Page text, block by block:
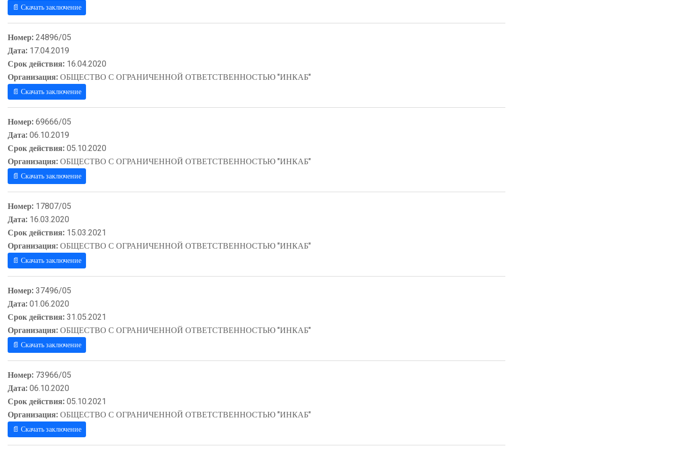
📄 Скачать заключение
Номер:24896/05
Дата: 17.04.2019
Срок действия: 16.04.2020
Организация:ОБЩЕСТВО С ОГРАНИЧЕННОЙ ОТВЕТСТВЕННОСТЬЮ "ИНКАБ"
📄 Скачать заключение
Номер:69666/05
Дата:06.10.2019
Срок действия:05.10.2020
Организация:ОБЩЕСТВО С ОГРАНИЧЕННОЙ ОТВЕТСТВЕННОСТЬЮ "ИНКАБ"
📄 Скачать заключение
Номер: 17807/05
Дата: 16.03.2020
Срок действия: 15.03.2021
Организация:ОБЩЕСТВО С ОГРАНИЧЕННОЙ ОТВЕТСТВЕННОСТЬЮ "ИНКАБ"
📄 Скачать заключение
Номер:37496/05
Дата:01.06.2020
Срок действия:31.05.2021
Организация:ОБЩЕСТВО С ОГРАНИЧЕННОЙ ОТВЕТСТВЕННОСТЬЮ "ИНКАБ"
📄 Скачать заключение
Номер: 73966/05
Дата:06.10.2020
Срок действия:05.10.2021
Организация:ОБЩЕСТВО С ОГРАНИЧЕННОЙ ОТВЕТСТВЕННОСТЬЮ "ИНКАБ"
📄 Скачать заключение